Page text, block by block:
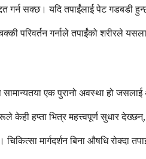
गर्न सक्छ। यदि तपाईंलाई पेट गडबडी
परिवर्तन गर्नाले तपाईंको शरीरले
एक पुरानो अवस्था हो
हप्ता भित्र महत्त्वपूर्ण सुधार
मार्गदर्शन बिना औषधि रोक्दा